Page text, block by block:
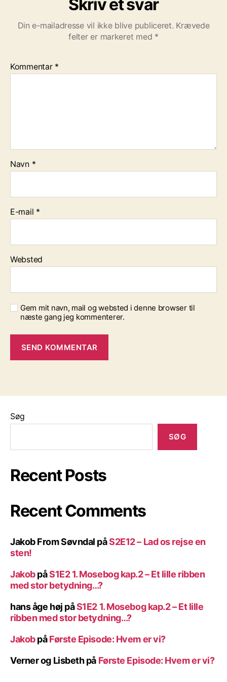
Skriv et svar
Din e-mailadresse vil ikke blive publiceret. Krævede
felter er markeret med *
Kommentar *
Navn *
E-mail *
Websted
Gem mit navn, mail og websted i denne browser til
næste gang jeg kommenterer.
Søg
SØG
Recent Posts
Recent Comments
Jakob From Søvndal påS2E12 – Lad os rejse en
sten!
JakobpåS1E2 1. Mosebog kap.2 – Et lille ribben
med stor betydning…?
hans åge høj påS1E2 1. Mosebog kap.2 – Et lille
ribben med stor betydning…?
JakobpåFørste Episode: Hvem er vi?
Verner og Lisbethpå Første Episode: Hvem er vi?